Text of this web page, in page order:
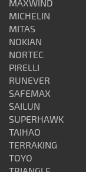
MAXWIND
MICHELIN
MITAS
NOKIAN
NORTEC
PIRELLI
RUNEVER
SAFEMAX
SAILUN
SUPERHAWK
TAIHAO
TERRAKING
TOYO